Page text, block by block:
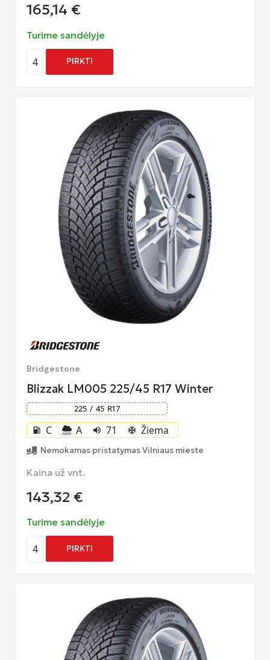
165,14 €
Turime sandėlyje
4 PIRKTI
Bridgestone
Blizzak LM005 225/45 R17 Winter
225 / 45 R17
local_gas_station C A volume_up 71 ac_unit Žiema
Nemokamas pristatymas Vilniaus mieste
Kaina už vnt.
143,32 €
Turime sandėlyje
4 PIRKTI